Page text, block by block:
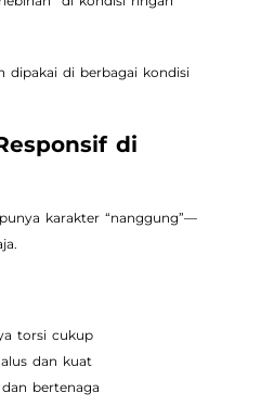
dipakai di berbagai kondisi
di
karakter “nanggung”—
torsi cukup
dan kuat
bertenaga